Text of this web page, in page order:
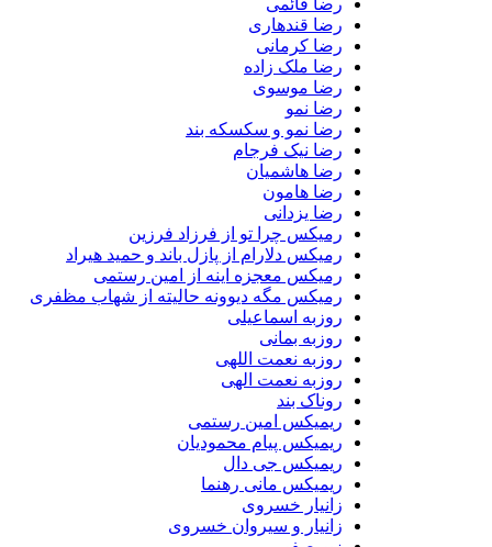
رضا قائمی
رضا قندهاری
رضا کرمانی
رضا ملک زاده
رضا موسوی
رضا نمو
رضا نمو و سکسکه بند
رضا نیک فرجام
رضا هاشمیان
رضا هامون
رضا یزدانی
رمیکس چرا تو از فرزاد فرزین
رمیکس دلارام از پازل باند و حمید هیراد
رمیکس معجزه اینه از امین رستمی
رمیکس مگه دیوونه حالیته از شهاب مظفری
روزبه اسماعیلی
روزبه بمانی
روزبه نعمت اللهی
روزبه نعمت الهی
روناک بند
ریمیکس امین رستمی
ریمیکس پیام محمودیان
ریمیکس جی دال
ریمیکس مانی رهنما
زانیار خسروی
زانیار و سیروان خسروی